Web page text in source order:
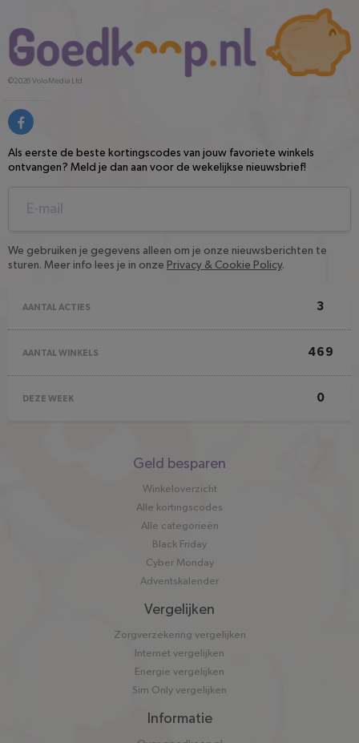
©2026Volo Media Ltd
Als eerste de beste kortingscodes van jouw favoriete winkels
ontvangen? Meld je dan aan voor de wekelijkse nieuwsbrief!
We gebruiken je gegevens alleen om je onze nieuwsberichten te
sturen. Meer info lees je in onze Privacy & Cookie Policy.
AANTAL ACTIES 3
AANTAL WINKELS 469
DEZE WEEK 0
Geld besparen
Winkeloverzicht
Alle kortingscodes
Alle categorieën
Black Friday
Cyber Monday
Adventskalender
Vergelijken
Zorgverzekering vergelijken
Internet vergelijken
Energie vergelijken
Sim Only vergelijken
Informatie